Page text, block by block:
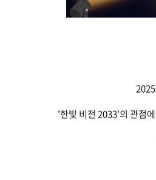
'한빛 비전 2033'의 관점